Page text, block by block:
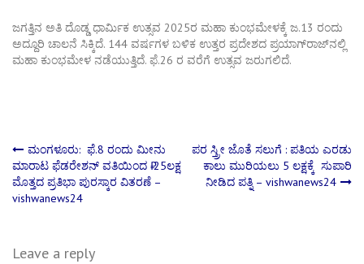
ಜಗತ್ತಿನ ಅತಿ ದೊಡ್ಡ ಧಾರ್ಮಿಕ ಉತ್ಸವ 2025ರ ಮಹಾ ಕುಂಭಮೇಳಕ್ಕೆ ಜ.13 ರಂದು
ಅದ್ದೂರಿ ಚಾಲನೆ ಸಿಕ್ಕಿದೆ. 144 ವರ್ಷಗಳ ಬಳಿಕ ಉತ್ತರ ಪ್ರದೇಶದ ಪ್ರಯಾಗ್‌ರಾಜ್‌ನಲ್ಲಿ
ಮಹಾ ಕುಂಭಮೇಳ ನಡೆಯುತ್ತಿದೆ. ಫೆ.26 ರ ವರೆಗೆ ಉತ್ಸವ ಜರುಗಲಿದೆ.
Post
navigation
ಮಂಗಳೂರು: ಫೆ.8 ರಂದು ಮೀನು
ಮಾರಾಟ ಫೆಡರೇಶನ್ ವತಿಯಿಂದ ₹ 25ಲಕ್ಷ
ಮೊತ್ತದ ಪ್ರತಿಭಾ ಪುರಸ್ಕಾರ ವಿತರಣೆ –
vishwanews24
ಪರ ಸ್ತ್ರೀ ಜೊತೆ ಸಲುಗೆ : ಪತಿಯ ಎರಡು
ಕಾಲು ಮುರಿಯಲು 5 ಲಕ್ಷಕ್ಕೆ ಸುಪಾರಿ
ನೀಡಿದ ಪತ್ನಿ – vishwanews24
Leave a reply